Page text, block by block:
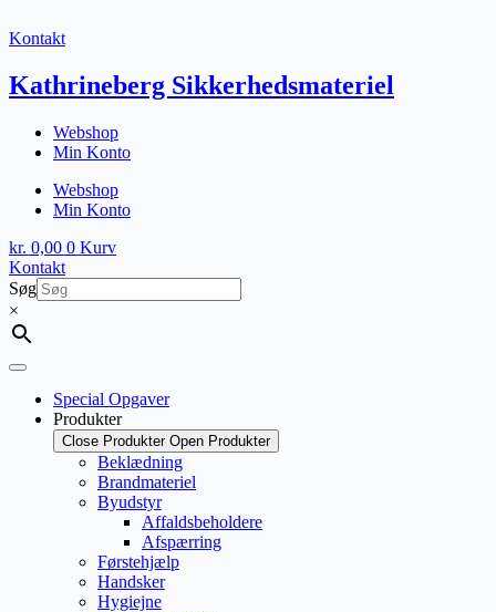
til
Kontakt
Kathrineberg Sikkerhedsmateriel
Webshop
Min Konto
Webshop
Min Konto
kr. 0,00 0 Kurv
Kontakt
Søg
×
Special Opgaver
Produkter
Close Produkter Open Produkter
Beklædning
Brandmateriel
Byudstyr
Affaldsbeholdere
Afspærring
Førstehjælp
Handsker
Hygiejne